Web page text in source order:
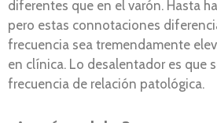
diferentes que en el varón. Hasta
pero estas connotaciones
frecuencia sea tremendamente
en clínica. Lo desalentador es que
frecuencia de relación patológica.